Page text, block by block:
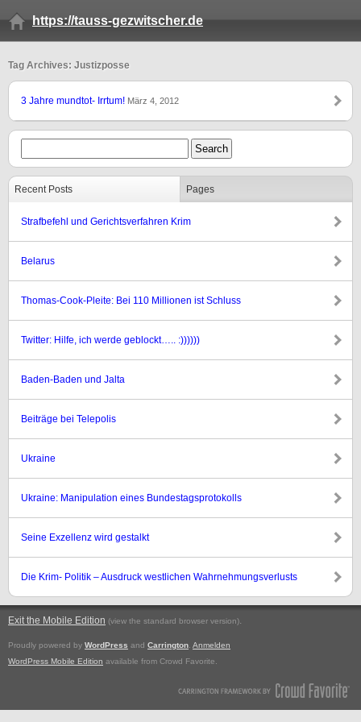
https://tauss-gezwitscher.de
Tag Archives: Justizposse
3 Jahre mundtot- Irrtum! März 4, 2012
Recent Posts Pages
Strafbefehl und Gerichtsverfahren Krim
Belarus
Thomas-Cook-Pleite: Bei 110 Millionen ist Schluss
Twitter: Hilfe, ich werde geblockt….. :))))))
Baden-Baden und Jalta
Beiträge bei Telepolis
Ukraine
Ukraine: Manipulation eines Bundestagsprotokolls
Seine Exzellenz wird gestalkt
Die Krim- Politik – Ausdruck westlichen Wahrnehmungsverlusts
Exit the Mobile Edition (view the standard browser version).
Proudly powered by WordPress and Carrington Anmelden
WordPress Mobile Edition available from Crowd Favorite.